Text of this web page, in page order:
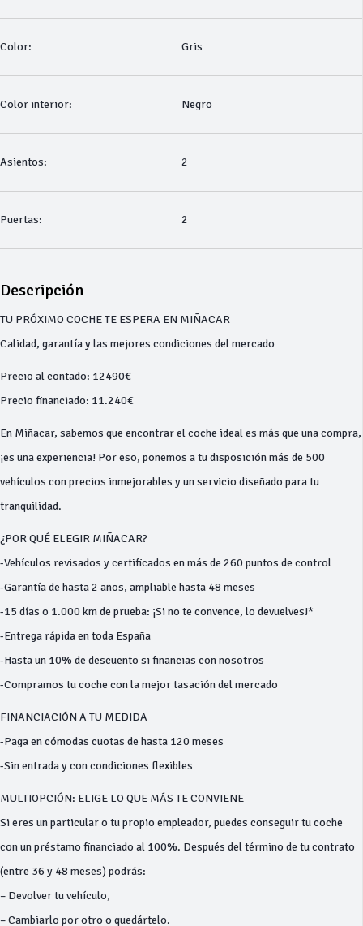
Color: Gris
Color interior: Negro
Asientos: 2
Puertas: 2
Descripción
TU PRÓXIMO COCHE TE ESPERA EN MIÑACAR
Calidad, garantía y las mejores condiciones del mercado
Precio al contado: 12490€
Precio financiado: 11.240€
En Miñacar, sabemos que encontrar el coche ideal es más que una compra,
¡es una experiencia! Por eso, ponemos a tu disposición más de 500
vehículos con precios inmejorables y un servicio diseñado para tu
tranquilidad.
¿POR QUÉ ELEGIR MIÑACAR?
-Vehículos revisados y certificados en más de 260 puntos de control
-Garantía de hasta 2 años, ampliable hasta 48 meses
-15 días o 1.000 km de prueba: ¡Si no te convence, lo devuelves!*
-Entrega rápida en toda España
-Hasta un 10% de descuento si financias con nosotros
-Compramos tu coche con la mejor tasación del mercado
FINANCIACIÓN A TU MEDIDA
-Paga en cómodas cuotas de hasta 120 meses
-Sin entrada y con condiciones flexibles
MULTIOPCIÓN: ELIGE LO QUE MÁS TE CONVIENE
Si eres un particular o tu propio empleador, puedes conseguir tu coche
con un préstamo financiado al 100%. Después del término de tu contrato
(entre 36 y 48 meses) podrás:
– Devolver tu vehículo,
– Cambiarlo por otro o quedártelo.